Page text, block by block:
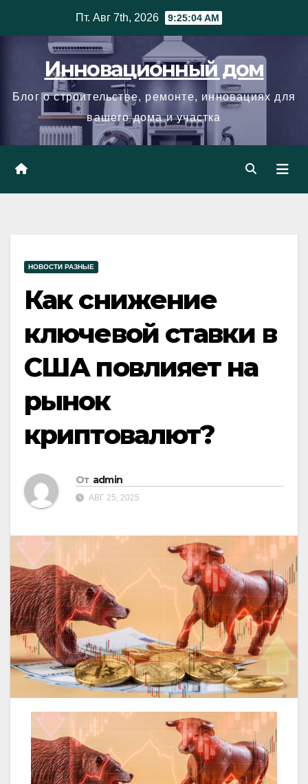
Пт. Авг 7th, 2026 9:25:05 AM
Инновационный дом
Блог о строительстве, ремонте, инновациях для
вашего дома и участка
НОВОСТИ РАЗНЫЕ
Как снижение
ключевой ставки в
США повлияет на
рынок
криптовалют?
От admin
АВГ 25, 2025